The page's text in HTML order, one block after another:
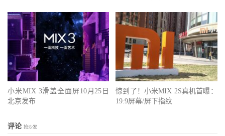
小米MIX 3滑盖全面屏10月25日
北京发布
惊到了！小米MIX 2S真机首曝：
19:9屏幕/屏下指纹
评论 抢沙发